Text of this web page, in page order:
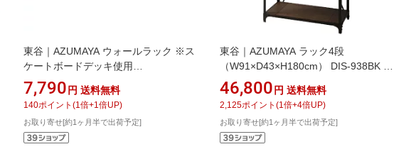
東谷｜AZUMAYA ウォールラック ※ス
ケートボードデッキ使用
（W79×D20×H14.5cm） SF-202NA ナ
チュラル
7,790 円 送料無料
140ポイント (1 倍+1 倍UP)
お取り寄せ[約1ヶ月半で出荷予定]
東谷｜AZUMAYA ラック4段
（W91×D43×H180cm） DIS-938BK ブ
ラック
46,800 円 送料無料
2,125ポイント (1 倍+4倍UP)
お取り寄せ[約1ヶ月半で出荷予定]